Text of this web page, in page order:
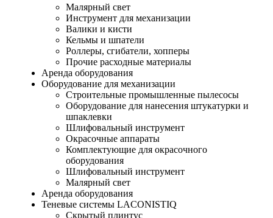
Малярный свет
Инструмент для механизации
Валики и кисти
Кельмы и шпатели
Роллеры, сгибатели, хопперы
Прочие расходные материалы
Аренда оборудования
Оборудование для механизации
Строительные промышленные пылесосы
Оборудование для нанесения штукатурки и
шпаклевки
Шлифовальный инструмент
Окрасочные аппараты
Комплектующие для окрасочного
оборудования
Шлифовальный инструмент
Малярный свет
Аренда оборудования
Теневые системы LACONISTIQ
Скрытый плинтус